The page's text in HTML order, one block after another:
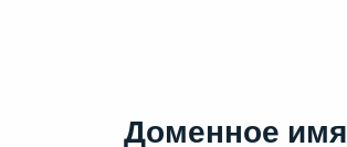
Доменное имя